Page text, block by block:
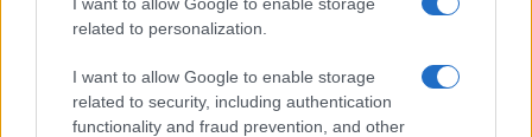
related to personalization.
I want to allow Google to enable storage
related to security, including authentication
functionality and fraud prevention, and other
NECROLOGIE